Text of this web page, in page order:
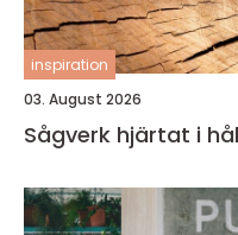
inspiration
03. August 2026
Sågverk